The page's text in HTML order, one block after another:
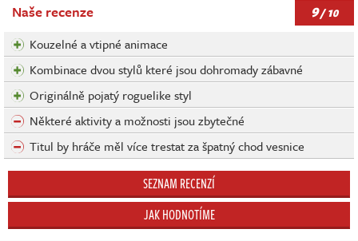
Naše recenze 9/ 10
Kouzelné a vtipné animace
Kombinace dvou stylů které jsou dohromady zábavné
Originálně pojatý roguelike styl
Některé aktivity a možnosti jsou zbytečné
Titul by hráče měl více trestat za špatný chod vesnice
SEZNAM RECENZÍ
JAK HODNOTÍME